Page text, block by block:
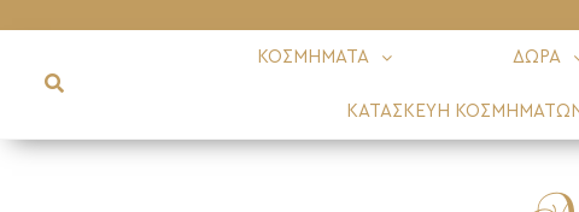
ΚΟΣΜΗΜΑΤΑ ΔΩΡΑ
ΚΑΤΑΣΚΕΥΗ